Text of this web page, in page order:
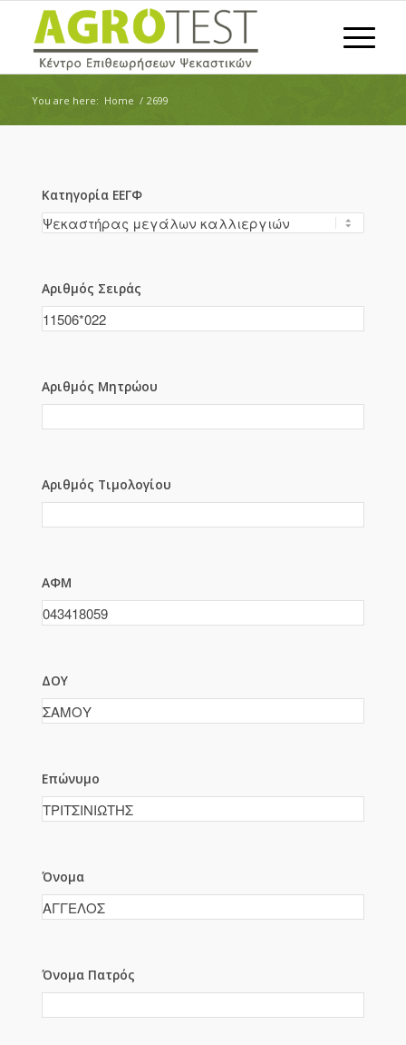
You are here: Home / 2699
Κατηγορία ΕΕΓΦ
Αριθμός Σειράς
Αριθμός Μητρώου
Αριθμός Τιμολογίου
ΑΦΜ
ΔΟΥ
Επώνυμο
Όνομα
Όνομα Πατρός